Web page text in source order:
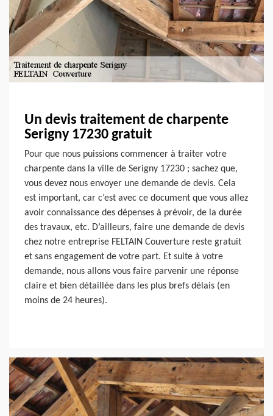
Un devis traitement de charpente
Serigny 17230 gratuit
Pour que nous puissions commencer à traiter votre
charpente dans la ville de Serigny 17230 ; sachez que,
vous devez nous envoyer une demande de devis. Cela
est important, car c’est avec ce document que vous allez
avoir connaissance des dépenses à prévoir, de la durée
des travaux, etc. D’ailleurs, faire une demande de devis
chez notre entreprise FELTAIN Couverture reste gratuit
et sans engagement de votre part. Et suite à votre
demande, nous allons vous faire parvenir une réponse
claire et bien détaillée dans les plus brefs délais (en
moins de 24 heures).